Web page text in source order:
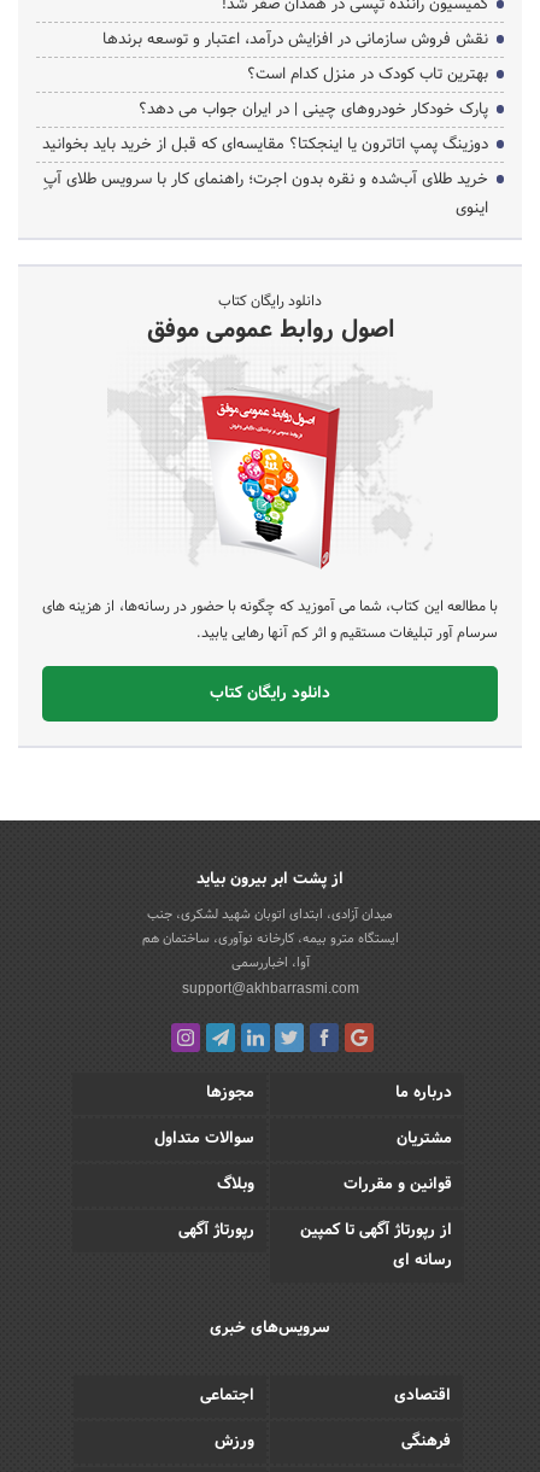
نقش فروش سازمانی در افزایش درآمد، اعتبار و توسعه برندها
بهترین تاب کودک در منزل کدام است؟
پارک خودکار خودروهای چینی | در ایران جواب می دهد؟
دوزینگ پمپ اتاترون یا اینجکتا؟ مقایسه‌ای که قبل از خرید باید بخوانید
خرید طلای آب‌شده و نقره بدون اجرت؛ راهنمای کار با سرویس طلای آپِ
اینوی
دانلود رایگان کتاب
اصول روابط عمومی موفق
با مطالعه این کتاب، شما می آموزید که چگونه با حضور در رسانه‌ها، از هزینه های
سرسام آور تبلیغات مستقیم و اثر کم آنها رهایی یابید.
دانلود رایگان کتاب
از پشت ابر بیرون بیاید
میدان آزادی، ابتدای اتوبان شهید لشکری، جنب
ایستگاه مترو بیمه، کارخانه نوآوری، ساختمان هم
آوا، اخباررسمی
support@akhbarrasmi.com
درباره ما
مجوزها
مشتریان
سوالات متداول
قوانین و مقررات
وبلاگ
از رپورتاژ آگهی تا کمپین
رسانه ای
رپورتاژ آگهی
سرویس‌های خبری
اقتصادی
اجتماعی
فرهنگی
ورزش